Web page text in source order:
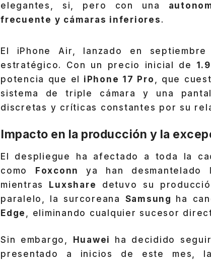
elegantes, si, pero con una
frecuente y cámaras inferiores .
El iPhone Air, lanzado en
estratégico. Con un precio inicial de
potencia que el iPhone 17 Pro
, que
sistema de triple cámara y una
discretas y críticas constantes por su
Impacto en la producción y la
El despliegue ha afectado a toda la
como Foxconn ya han
mientras Luxshare
detuvo su
paralelo, la surcoreana Samsung ha
Edge
, eliminando cualquier sucesor
Sin embargo, Huawei ha decidido
presentado a inicios de este mes,